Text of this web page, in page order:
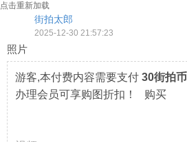
点击重新加载
街拍太郎
2025-12-30 21:57:23
照片
游客,本付费内容需要支付 30街拍币
办理会员可享购图折扣！ 购买